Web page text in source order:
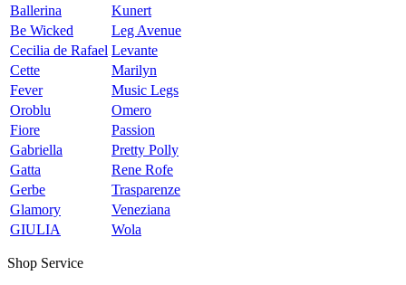
Ballerina
Kunert
Be Wicked
Leg Avenue
Cecilia de Rafael Levante
Cette
Marilyn
Fever
Music Legs
Oroblu
Omero
Fiore
Passion
Gabriella
Pretty Polly
Gatta
Rene Rofe
Gerbe
Trasparenze
Glamory
Veneziana
GIULIA
Wola
Shop Service